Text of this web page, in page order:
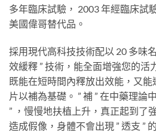
多年臨床試驗， 2003 年經臨床試
美國偉哥替代品。
採用現代高科技技術配以 20 多味
效緩釋 ” 技術，能全面增強您的活
既能在短時間內釋放出效能，又
片以補為基礎。 ” 補 ” 在中藥理論
” ，慢慢地扶植上升，真正起到了
造成假像，身體不會出現 ” 透支 ”